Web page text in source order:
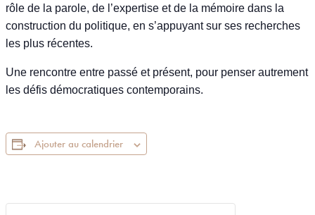
rôle de la parole, de l’expertise et de la mémoire dans la
construction du politique, en s’appuyant sur ses recherches
les plus récentes.
Une rencontre entre passé et présent, pour penser autrement
les défis démocratiques contemporains.
Ajouter au calendrier